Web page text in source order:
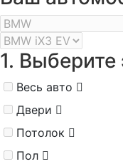
1.
Весь авто
Двери
Потолок
Пол